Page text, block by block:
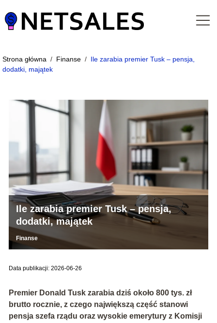
Strona główna / Finanse / Ile zarabia premier Tusk – pensja,
dodatki, majątek
Ile zarabia premier Tusk – pensja,
dodatki, majątek
Finanse
Data publikacji: 2026-06-26
Premier Donald Tusk zarabia dziś około 800 tys. zł
brutto rocznie, z czego największą część stanowi
pensja szefa rządu oraz wysokie emerytury z Komisji